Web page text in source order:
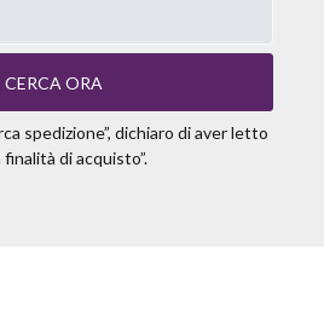
CERCA ORA
spedizione”, dichiaro di aver letto
di acquisto”.